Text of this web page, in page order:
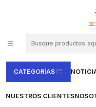
CATEGORÍAS
NUESTROS CLIENTES
Certjoin
FILTROS